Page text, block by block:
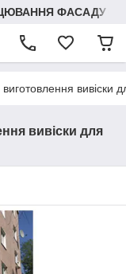
ФАСАДУ
вивіски
вивіски для